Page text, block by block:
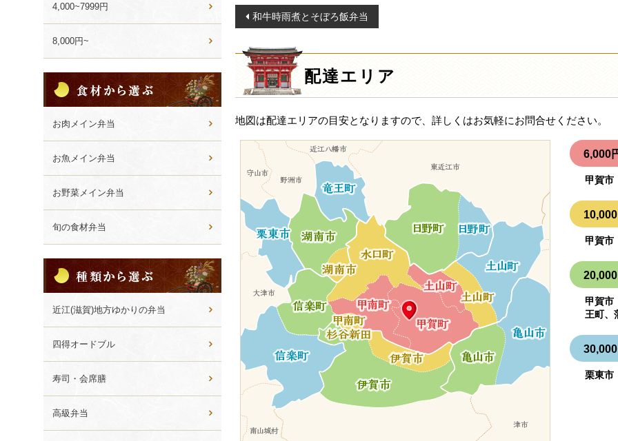
投
稿
ナ
ビ
ゲ
シ
ン
和牛時雨煮とそぼろ飯弁当
配達エリア
地図は配達エリアの目安となりますので、詳しくはお気軽にお問合せください。
6,000
甲賀市
甲賀市
甲賀市
王町、
栗東市
4,000~7999円
8,000円~
材
か
ら
選
ぶ
お肉メイン弁当
お魚メイン弁当
お野菜メイン弁当
旬の食材弁当
類
か
ら
選
ぶ
近江(滋賀)地方ゆかりの弁当
四得オードブル
寿司・会席膳
高級弁当